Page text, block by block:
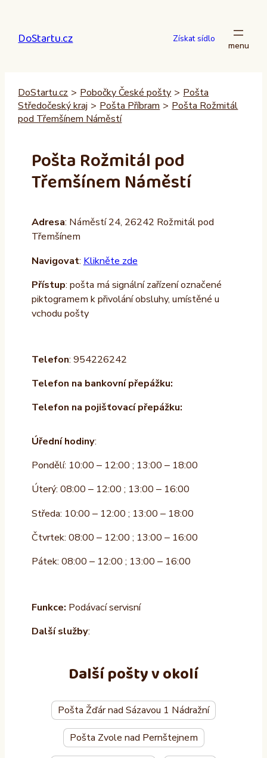
obsah
DoStartu.cz Získat sídlo
DoStartu.cz > Pobočky České pošty > Pošta
Středočeský kraj > Pošta Příbram > Pošta Rožmitál
pod Třemšínem Náměstí
Pošta Rožmitál pod
Třemšínem Náměstí
Adresa: Náměstí 24, 26242 Rožmitál pod
Třemšínem
Navigovat: Klikněte zde
Přístup: pošta má signální zařízení označené
piktogramem k přivolání obsluhy, umístěné u
vchodu pošty
Telefon: 954226242
Telefon na bankovní přepážku:
Telefon na pojišťovací přepážku:
Úřední hodiny:
Pondělí: 10:00 – 12:00 ; 13:00 – 18:00
Úterý: 08:00 – 12:00 ; 13:00 – 16:00
Středa: 10:00 – 12:00 ; 13:00 – 18:00
Čtvrtek: 08:00 – 12:00 ; 13:00 – 16:00
Pátek: 08:00 – 12:00 ; 13:00 – 16:00
Funkce: Podávací servisní
Další služby:
Další pošty v okolí
Pošta Žďár nad Sázavou 1 Nádražní
Pošta Zvole nad Pernštejnem